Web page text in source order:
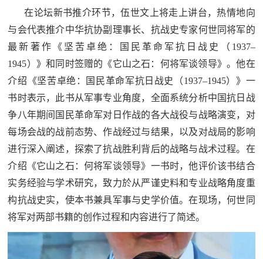
在论坛新书推介环节，伍世文上将走上讲台，热情地向
与会代表推介中华抗协副理事长、抗战史专家何世同将军的
最新著作《坚苦卓绝：国民革命军抗日战史（1937–
1945）》和同时签赠的《它山之石：何将军谈领导》。他在
介绍《坚苦卓绝：国民革命军抗日战史（1937–1945）》一
书时表示，此书从军事专业角度，全面系统分析中国抗日战
争八年期间国民革命军对日作战的各大战役与战略演变，对
每场会战的战前态势、作战经过与结果，以及对战局的影响
进行深入阐述，探索了抗战胜利背后的战略与战术过程。在
介绍《它山之石：何将军谈领导》一书时，他评价该书结合
实务经验与学术研究，致力於从严谨史料和专业战略角度重
构抗战史实，使本书兼具军事与史学价值。在现场，何世同
将军对两部书籍的创作过程和内容进行了简述。